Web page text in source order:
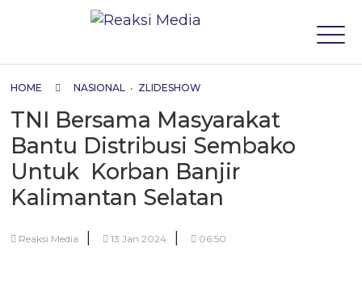
HOME NASIONAL • ZLIDESHOW
TNI Bersama Masyarakat
Bantu Distribusi Sembako
Untuk Korban Banjir
Kalimantan Selatan
Reaksi Media 13 Jan 2024 06:50